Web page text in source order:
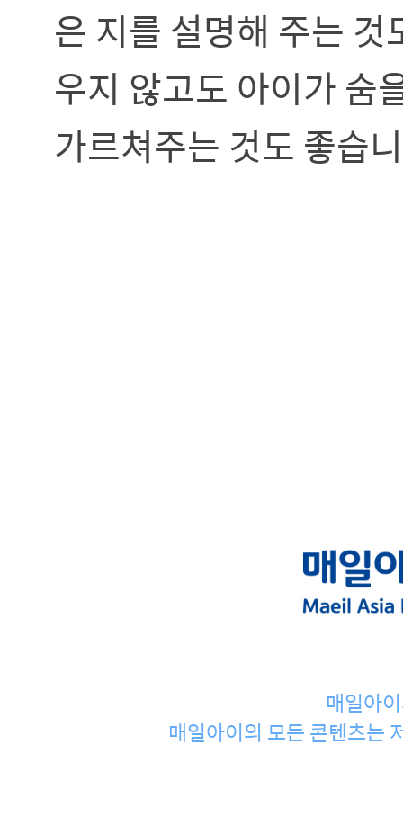
은 지를 설명해 주는
우지 않고도 아이가 숨
가르쳐주는 것도 좋습
매일아
매일아이의 모든 콘텐츠는